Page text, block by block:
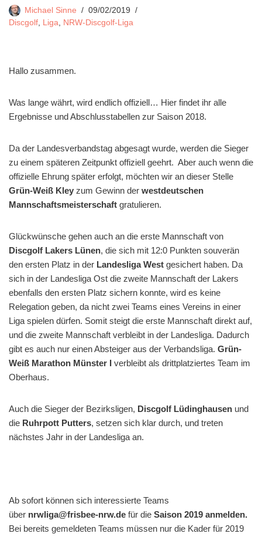
Michael Sinne
09/02/2019
Discgolf, Liga, NRW-Discgolf-Liga
Hallo zusammen.
Was lange währt, wird endlich offiziell… Hier findet ihr alle
Ergebnisse und Abschlusstabellen zur Saison 2018.
Da der Landesverbandstag abgesagt wurde, werden die Sieger
zu einem späteren Zeitpunkt offiziell geehrt. Aber auch wenn die
offizielle Ehrung später erfolgt, möchten wir an dieser Stelle
Grün-Weiß Kley zum Gewinn der westdeutschen
Mannschaftsmeisterschaft gratulieren.
Glückwünsche gehen auch an die erste Mannschaft von
Discgolf Lakers Lünen, die sich mit 12:0 Punkten souverän
den ersten Platz in der Landesliga West gesichert haben. Da
sich in der Landesliga Ost die zweite Mannschaft der Lakers
ebenfalls den ersten Platz sichern konnte, wird es keine
Relegation geben, da nicht zwei Teams eines Vereins in einer
Liga spielen dürfen. Somit steigt die erste Mannschaft direkt auf,
und die zweite Mannschaft verbleibt in der Landesliga. Dadurch
gibt es auch nur einen Absteiger aus der Verbandsliga. Grün-
Weiß Marathon Münster I verbleibt als drittplatziertes Team im
Oberhaus.
Auch die Sieger der Bezirksligen, Discgolf Lüdinghausen und
die Ruhrpott Putters, setzen sich klar durch, und treten
nächstes Jahr in der Landesliga an.
Ab sofort können sich interessierte Teams
über nrwliga@frisbee-nrw.de für die Saison 2019 anmelden.
Bei bereits gemeldeten Teams müssen nur die Kader für 2019